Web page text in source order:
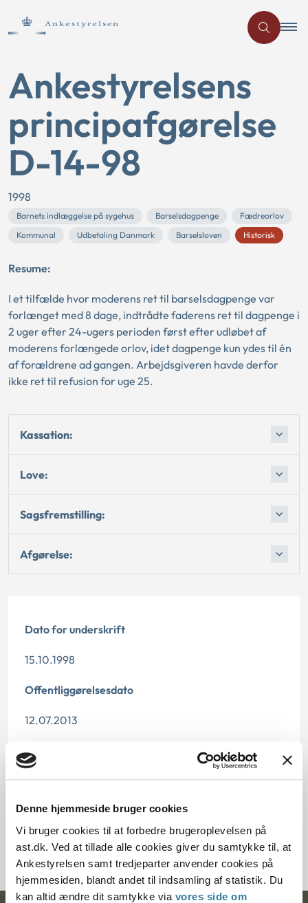
Denne hjemmeside bruger cookies
Vi bruger cookies til at forbedre brugeroplevelsen på
ast.dk. Ved at tillade alle cookies giver du samtykke til, at
Ankestyrelsen samt tredjeparter anvender cookies på
hjemmesiden, blandt andet til indsamling af statistik. Du
kan altid ændre dit samtykke via vores side om
Ankestyrelsens
principafgørelse
D-14-98
1998
Barnets indlæggelse på sygehus Barselsdagpenge
Fædreorlov
Kommunal
Udbetaling Danmark Barselsloven Historisk
Resume:
I et tilfælde hvor moderens ret til barselsdagpenge var
forlænget med 8 dage, indtrådte faderens ret til dagpenge i
2 uger efter 24-ugers perioden først efter udløbet af
moderens forlængede orlov, idet dagpenge kun ydes til én
af forældrene ad gangen. Arbejdsgiveren havde derfor
ikke ret til refusion for uge 25.
Kassation:
Love:
Sagsfremstilling:
Afgørelse:
Dato for underskrift
15.10.1998
Offentliggørelsesdato
12.07.2013
Paragraf
§ 13 § 26 § 15
Journalnummer
701049-98